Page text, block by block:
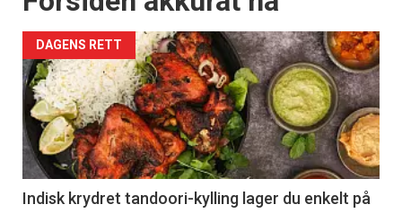
DAGENS RETT
Indisk krydret tandoori-kylling lager du enkelt på